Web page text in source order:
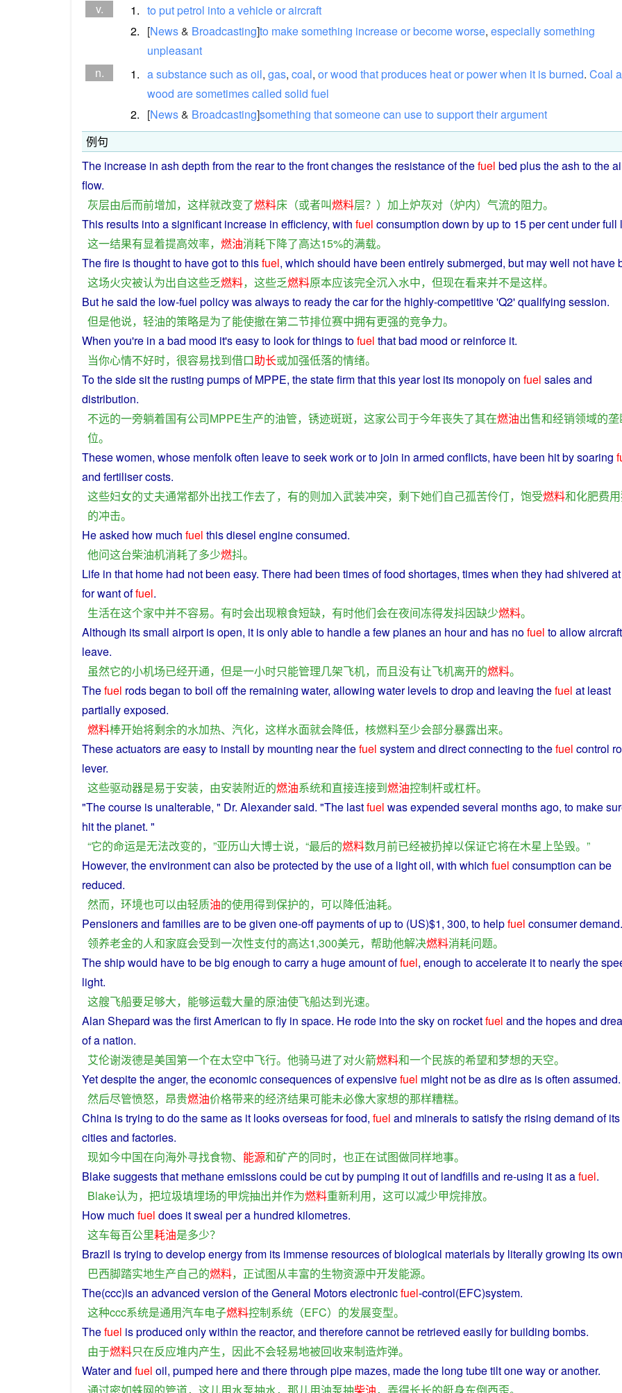
v.
1. to put petrol into avehicleoraircraft
2. [News& Broadcasting]to makesomething increaseorbecomeworse, especiallysomething
unpleasant
n.
1. asubstancesuch asoil, gas, coal, orwood that produces heator powerwhen it isburned. Coal
wood aresometimescalled solid fuel
2. [News& Broadcasting]something thatsomeonecan useto supporttheirargument
例句
The increase in ash depth fromthe reartothefrontchangesthe resistanceofthefuel bed plustheash to the
flow.
灰层由后而前增加， 这样就改变了燃料床 （或者叫燃料层？） 加上炉灰对 （炉内） 气流的阻力。
This results intoasignificant increase in efficiency, with fuel consumption down by upto 15 per cent under full
这一结果有显着提高效率， 燃油消耗下降了高达15%的满载。
Thefire isthoughtto have got tothisfuel, which should havebeen entirelysubmerged, but may well not have
这场火灾被认为出自这些乏燃料， 这些乏燃料原本应该完全沉入水中， 但现在看来并不是这样。
But hesaid the low-fuel policywasalwaysto readythe car for the highly-competitive'Q2'qualifying session.
但是他说， 轻油的策略是为了能使撤在第二节排位赛中拥有更强的竞争力。
When you're in abad mood it'seasyto look for things tofuel thatbad mood or reinforce it.
当你心情不好时， 很容易找到借口助长或加强低落的情绪。
Tothesidesitthe rusting pumpsofMPPE, thestatefirmthat this yearlost its monopolyon fuel salesand
distribution.
不远的一旁躺着国有公司MPPE生产的油管， 锈迹斑斑， 这家公司于今年丧失了其在燃油出售和经销领域的
位。
Thesewomen, whose menfolkoften leavetoseekworkor to join in armed conflicts, havebeen hitbysoaring
and fertilisercosts.
这些妇女的丈夫通常都外出找工作去了， 有的则加入武装冲突， 剩下她们自己孤苦伶仃， 饱受燃料和化肥费用
的冲击。
Heasked how much fuel thisdiesel engineconsumed.
他问这台柴油机消耗了多少燃抖。
Life in that home had notbeen easy. There had been timesoffood shortages, timeswhen they had shivered
forwantoffuel.
生活在这个家中并不容易。 有时会出现粮食短缺， 有时他们会在夜间冻得发抖因缺少燃料。
Although itssmall airport isopen, it isonlyable to handleafewplanes an hourand has nofuel to allowaircraft
leave.
虽然它的小机场已经开通， 但是一小时只能管理几架飞机， 而且没有让飞机离开的燃料。
Thefuel rodsbegan toboil off the remaining water, allowing waterlevels todropand leaving thefuel at least
partiallyexposed.
燃料棒开始将剩余的水加热、 汽化， 这样水面就会降低， 核燃料至少会部分暴露出来。
Theseactuatorsareeasyto install by mounting nearthefuel systemand directconnecting to thefuel control
lever.
这些驱动器是易于安装， 由安装附近的燃油系统和直接连接到燃油控制杆或杠杆。
"The course is unalterable, " Dr. Alexandersaid. "The lastfuel wasexpended several monthsago, to make
hitthe planet. "
“它的命运是无法改变的，”亚历山大博士说，“最后的燃料数月前已经被扔掉以保证它将在木星上坠毁。”
However, theenvironmentcan alsobeprotected bythe useofa lightoil, with which fuel consumption can be
reduced.
然而， 环境也可以由轻质油的使用得到保护的， 可以降低油耗。
Pensionersand familiesare tobegiven one-offpaymentsofup to (US)$1, 300, to helpfuel consumerdemand.
领养老金的人和家庭会受到一次性支付的高达1,300美元， 帮助他解决燃料消耗问题。
Theshipwould havetobebig enough tocarrya hugeamountoffuel, enough to accelerate itto nearly the
light.
这艘飞船要足够大， 能够运载大量的原油使飞船达到光速。
Alan Shepard wasthefirstAmerican tofly in space. He rode intotheskyon rocketfuel and the hopesand
ofa nation.
艾伦谢泼德是美国第一个在太空中飞行。 他骑马进了对火箭燃料和一个民族的希望和梦想的天空。
Yetdespitetheanger, theeconomicconsequencesofexpensivefuel might notbeasdireas is often assumed.
然后尽管愤怒， 昂贵燃油价格带来的经济结果可能未必像大家想的那样糟糕。
China istrying todothesameas it looksoverseasforfood, fuel and mineralsto satisfy the rising demand ofits
citiesand factories.
现如今中国在向海外寻找食物、 能源和矿产的同时， 也正在试图做同样地事。
Blake suggeststhat methaneemissionscould becutby pumping it outof landfillsand re-using it as afuel.
Blake认为， 把垃圾填埋场的甲烷抽出并作为燃料重新利用， 这可以减少甲烷排放。
How much fuel does itsweal pera hundred kilometres.
这车每百公里耗油是多少？
Brazil istrying todevelopenergyfrom its immense resourcesofbiological materials by literallygrowing itsown
巴西脚踏实地生产自己的燃料， 正试图从丰富的生物资源中开发能源。
The(ccc)is an advanced version oftheGeneral Motors electronicfuel-control(EFC)system.
这种ccc系统是通用汽车电子燃料控制系统 （EFC） 的发展变型。
Thefuel isproduced onlywithin the reactor, and thereforecannotbe retrieved easilyforbuilding bombs.
由于燃料只在反应堆内产生， 因此不会轻易地被回收来制造炸弹。
Waterand fuel oil, pumped hereand therethrough pipe mazes, madethe long tubetilt one wayoranother.